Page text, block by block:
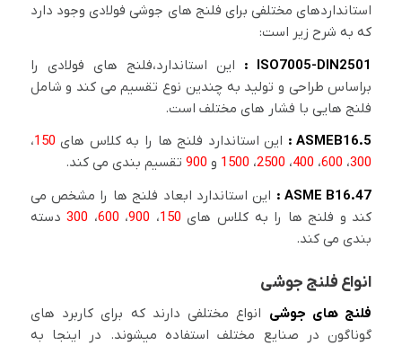
استانداردهای مختلفی برای فلنج های جوشی فولادی وجود دارد
که به شرح زیر است:
ISO7005-DIN2501 :
این استاندارد،فلنج های فولادی را
براساس طراحی و تولید به چندین نوع تقسیم می کند و شامل
فلنج هایی با فشار های مختلف است.
ASMEB16.5 :
این استاندارد فلنج ها را به کلاس های 150،
300، 600، 400، 2500، 1500 و 900تقسیم بندی می کند.
ASME B16.47 :
این استاندارد ابعاد فلنج ها را مشخص می
کند و فلنج ها را به کلاس های 150، 900، 600، 300دسته
بندی می کند.
انواع فلنج جوشی
فلنج های جوشی انواع مختلفی دارند که برای کاربرد های
گوناگون در صنایع مختلف استفاده میشوند. در اینجا به